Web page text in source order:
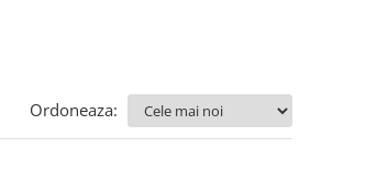
Ordoneaza: